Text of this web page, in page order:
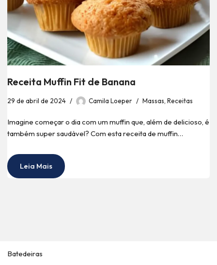
Receita Muffin Fit de Banana
29 de abril de 2024 Camila Loeper Massas, Receitas
Imagine começar o dia com um muffin que, além de delicioso, é
também super saudável? Com esta receita de muffin…
Leia Mais
Batedeiras